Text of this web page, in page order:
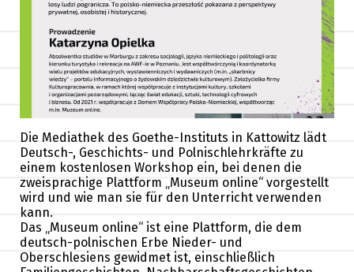
Die Mediathek des Goethe-Instituts in Kattowitz lädt
Deutsch-, Geschichts- und Polnischlehrkräfte zu
einem kostenlosen Workshop ein, bei denen die
zweisprachige Plattform „Museum online“ vorgestellt
wird und wie man sie für den Unterricht verwenden
kann.
Das „Museum online“ ist eine Plattform, die dem
deutsch-polnischen Erbe Nieder- und
Oberschlesiens gewidmet ist, einschließlich